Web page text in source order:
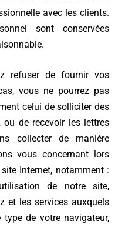
avec les clients.
sont conservées
refuser de fournir vos
vous ne pourrez pas
celui de solliciter des
ou de recevoir les lettres
collecter de manière
vous concernant lors
Internet, notamment :
de notre site,
et les services auxquels
type de votre navigateur,